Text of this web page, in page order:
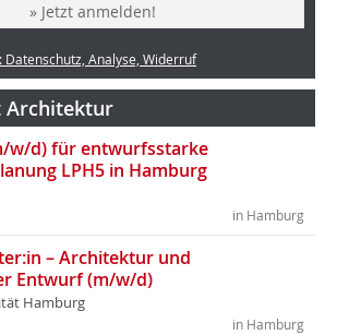
» Jetzt anmelden!
Datenschutz, Analyse, Widerruf
Architektur
w/d) für entwurfsstarke
LPH5 in Hamburg
in Hamburg
– Architektur und
Entwurf (m/w/d)
Hamburg
in Hamburg